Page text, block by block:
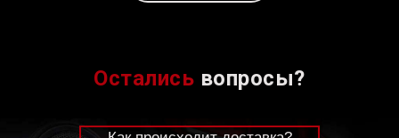
Остались вопросы?